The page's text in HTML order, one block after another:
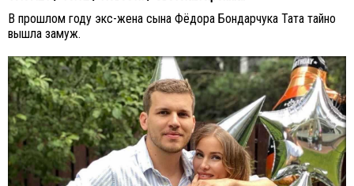
В прошлом году экс-жена сына Фёдора Бондарчука Тата тайно
вышла замуж.